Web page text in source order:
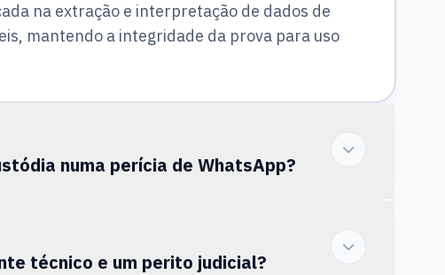
na extração e interpretação de dados de
mantendo a integridade da prova para uso
numa perícia de WhatsApp?
técnico e um perito judicial?